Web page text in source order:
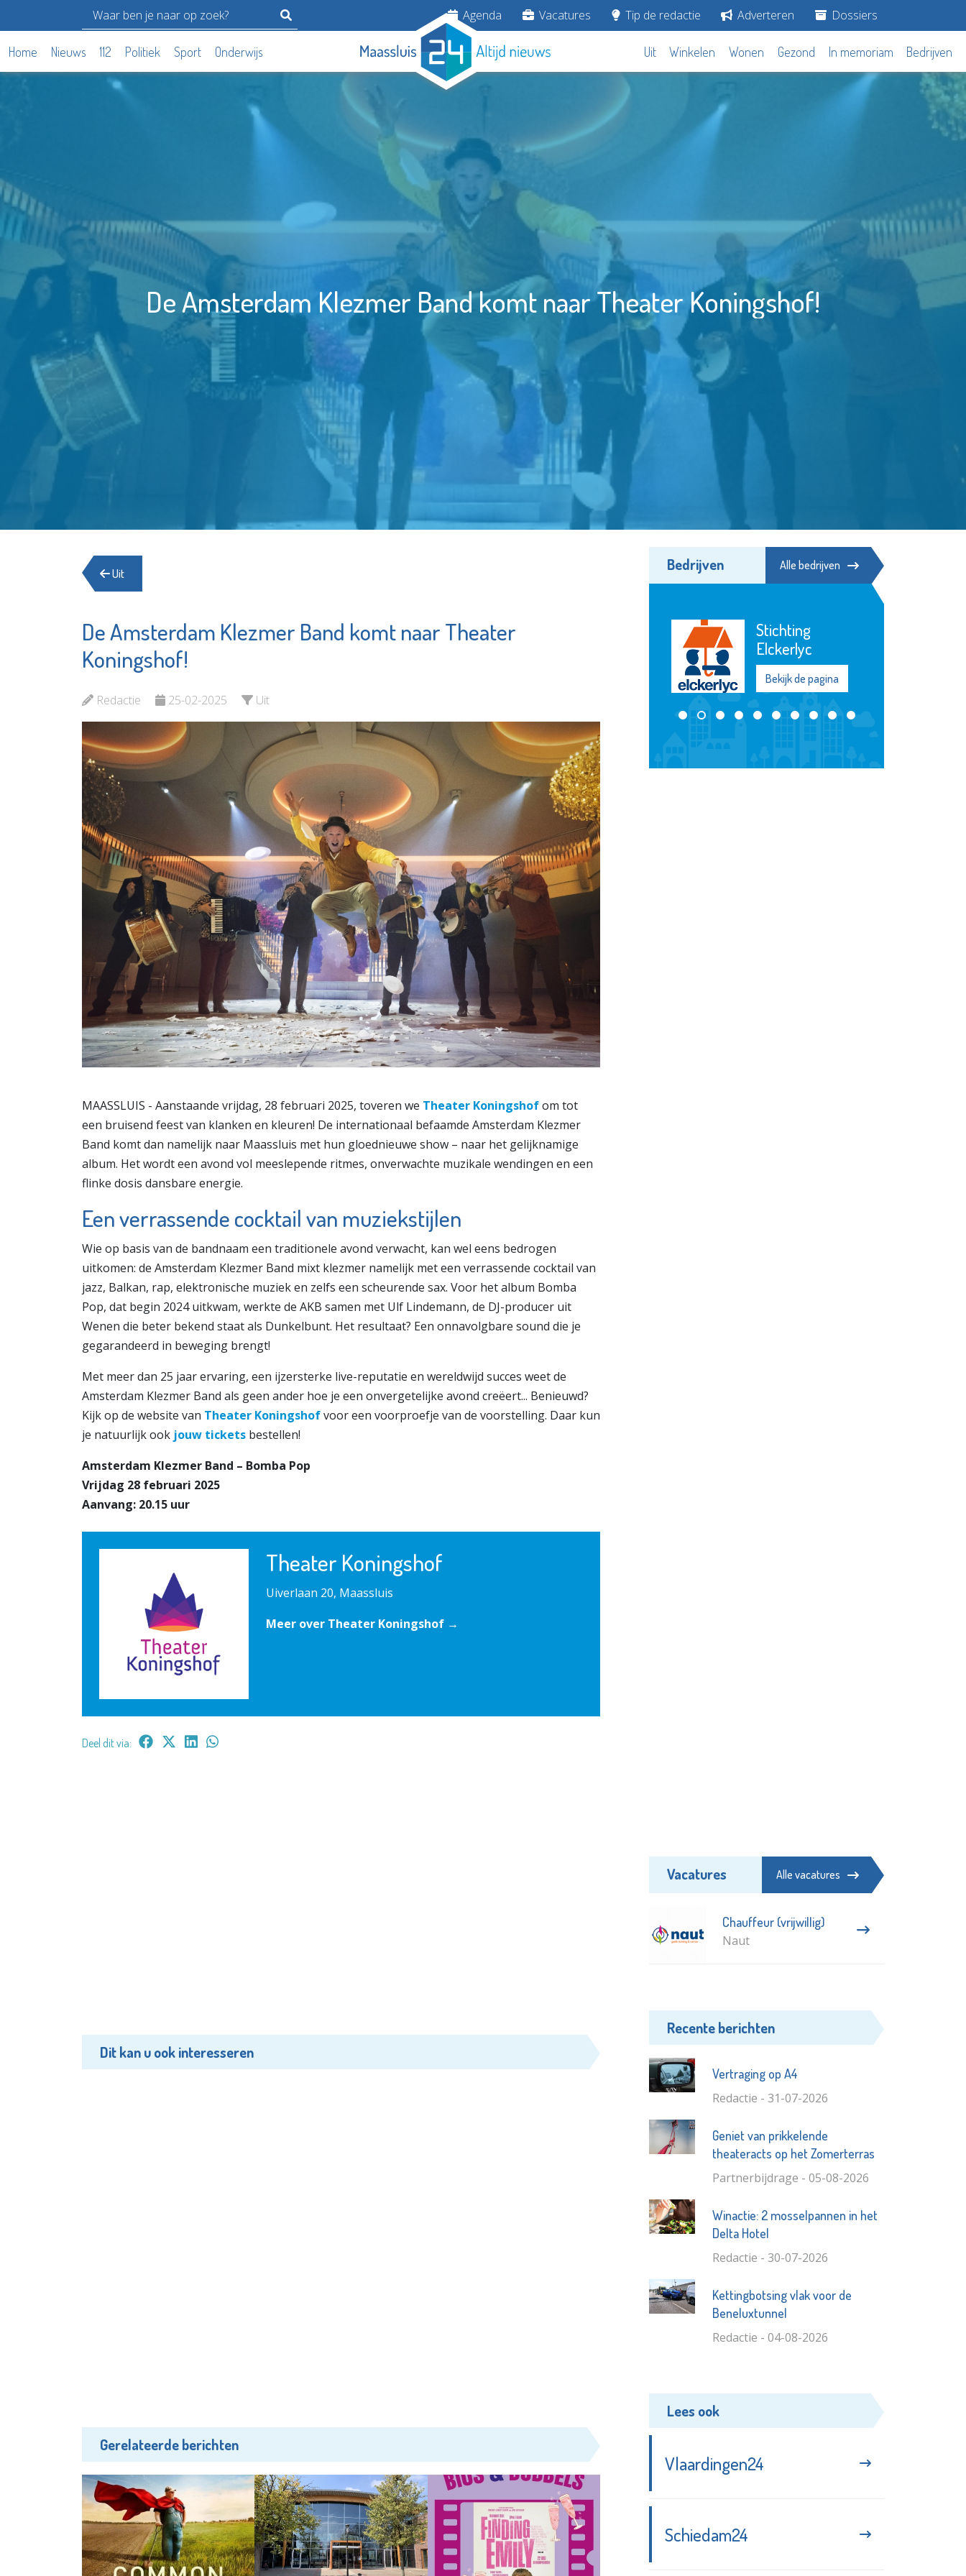
Agenda Vacatures Tip de redactie Adverteren Dossiers
Home Nieuws 112 Politiek Sport Onderwijs Uit Winkelen Wonen Gezond In memoriam Bedrijven
De Amsterdam Klezmer Band komt naar Theater Koningshof!
Uit
De Amsterdam Klezmer Band komt naar Theater
Koningshof!
Redactie 25-02-2025 Uit
MAASSLUIS - Aanstaande vrijdag, 28 februari 2025, toveren we Theater Koningshofom tot
een bruisend feest van klanken en kleuren! De internationaal befaamde Amsterdam Klezmer
Band komt dan namelijk naar Maassluis met hun gloednieuwe show – naar het gelijknamige
album. Het wordt een avond vol meeslepende ritmes, onverwachte muzikale wendingen en een
flinke dosis dansbare energie.
Een verrassende cocktail van muziekstijlen
Wie op basis van de bandnaam een traditionele avond verwacht, kan wel eens bedrogen
uitkomen: de Amsterdam Klezmer Band mixt klezmer namelijk met een verrassende cocktail van
jazz, Balkan, rap, elektronische muziek en zelfs een scheurende sax. Voor het album Bomba
Pop, dat begin 2024 uitkwam, werkte de AKB samen met Ulf Lindemann, de DJ-producer uit
Wenen die beter bekend staat als Dunkelbunt. Het resultaat? Een onnavolgbare sound die je
gegarandeerd in beweging brengt!
Met meer dan 25 jaar ervaring, een ijzersterke live-reputatie en wereldwijd succes weet de
Amsterdam Klezmer Band als geen ander hoe je een onvergetelijke avond creëert... Benieuwd?
Kijk op de website van Theater Koningshofvoor een voorproefje van de voorstelling. Daar kun
je natuurlijk ook jouw tickets bestellen!
Amsterdam Klezmer Band – Bomba Pop
Vrijdag 28 februari 2025
Aanvang: 20.15 uur
Theater Koningshof
Uiverlaan 20, Maassluis
Meer over Theater Koningshof →
Deel dit via:
Dit kan u ook interesseren
Gerelateerde berichten
Bedrijven Alle bedrijven
MAES notarissen
Bekijk de pagina
ZorgSamen MVS
Stadsgehoorzaal
Vlaardingen
Bekijk de pagina
Vacatures Alle vacatures
Chauffeur (vrijwillig)
Naut
Recente berichten
Vertraging op A4
Redactie - 31-07-2026
Geniet van prikkelende
theateracts op het Zomerterras
Partnerbijdrage - 05-08-2026
Winactie: 2 mosselpannen in het
Delta Hotel
Redactie - 30-07-2026
Kettingbotsing vlak voor de
Beneluxtunnel
Redactie - 04-08-2026
Lees ook
Vlaardingen24
Schiedam24